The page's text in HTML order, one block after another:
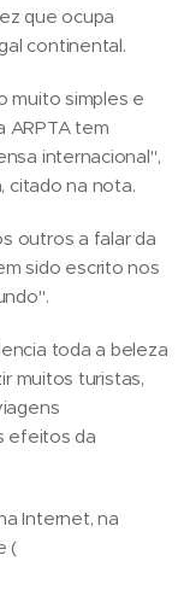
que ocupa
continental.
muito simples e
ARPTA tem
internacional",
citado na nota.
outros a falar da
sido escrito nos
toda a beleza
muitos turistas,
efeitos da
Internet, na
(